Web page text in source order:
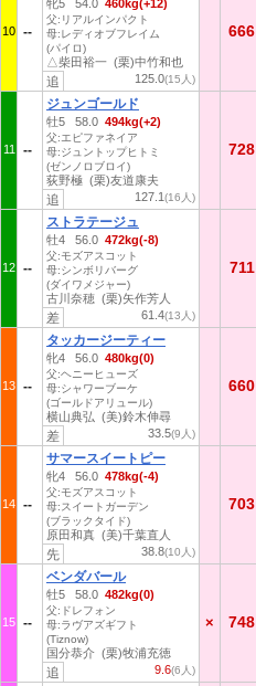
10
牝5 54.0 460kg(+12)
父:リアルインパクト
母:レディオブフレイム
(パイロ)
△柴田裕一 (栗)中竹和也
125.0(15人)
追
666
11
ジュンゴールド
牡5 58.0 494kg(+2)
父:エピファネイア
母:ジュントップヒトミ
(ゼンノロブロイ)
荻野極 (栗)友道康夫
127.1(16人)
追
728
12
ストラテージュ
牡4 56.0 472kg(-8)
父:モズアスコット
母:シンボリバーグ
(ダイワメジャー)
古川奈穂 (栗)矢作芳人
61.4(13人)
差
711
13
タッカージーティー
牝4 56.0 480kg(0)
父:ヘニーヒューズ
母:シャワーブーケ
(ゴールドアリュール)
横山典弘 (美)鈴木伸尋
33.5(9人)
差
660
14
サマースイートピー
牝4 56.0 478kg(-4)
父:モズアスコット
母:スイートガーデン
(ブラックタイド)
原田和真 (美)千葉直人
38.8(10人)
先
703
15
ベンダバール
牡5 58.0 482kg(0)
父:ドレフォン
母:ラヴアズギフト
(Tiznow)
国分恭介 (栗)牧浦充徳
9.6(6人)
追
× 748